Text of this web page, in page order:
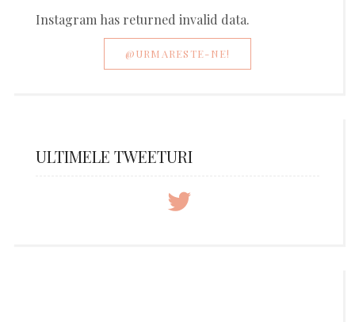
Instagram has returned invalid data.
@URMARESTE-NE!
ULTIMELE TWEETURI